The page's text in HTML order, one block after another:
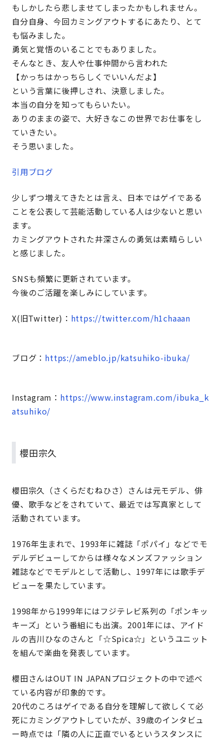
もしかしたら悲しませてしまったかもしれません。
自分自身、今回カミングアウトするにあたり、とて
も悩みました。
勇気と覚悟のいることでもありました。
そんなとき、友人や仕事仲間から言われた
【かっちはかっちらしくでいいんだよ】
という言葉に後押しされ、決意しました。
本当の自分を知ってもらいたい。
ありのままの姿で、大好きなこの世界でお仕事をし
ていきたい。
そう思いました。
引用ブログ
少しずつ増えてきたとは言え、日本ではゲイである
ことを公表して芸能活動している人は少ないと思い
ます。
カミングアウトされた井深さんの勇気は素晴らしい
と感じました。
SNSも頻繁に更新されています。
今後のご活躍を楽しみにしています。
X(旧Twitter)： https://twitter.com/h1chaaan
ブログ： https://ameblo.jp/katsuhiko-ibuka/
Instagram： https://www.instagram.com/ibuka_k
atsuhiko/
櫻田宗久
櫻田宗久（さくらだむねひさ）さんは元モデル、俳
優、歌手などをされていて、最近では写真家として
活動されています。
1976年生まれで、1993年に雑誌「ポパイ」などでモ
デルデビューしてからは様々なメンズファッション
雑誌などでモデルとして活動し、1997年には歌手デ
ビューを果たしています。
1998年から1999年にはフジテレビ系列の「ポンキッ
キーズ」という番組にも出演。2001年には、アイド
ルの吉川ひなのさんと「☆Spica☆」というユニット
を組んで楽曲を発表しています。
櫻田さんはOUT IN JAPANプロジェクトの中で述べ
ている内容が印象的です。
20代のころはゲイである自分を理解して欲しくて必
死にカミングアウトしていたが、39歳のインタビュ
ー時点では「隣の人に正直でいるというスタンスに